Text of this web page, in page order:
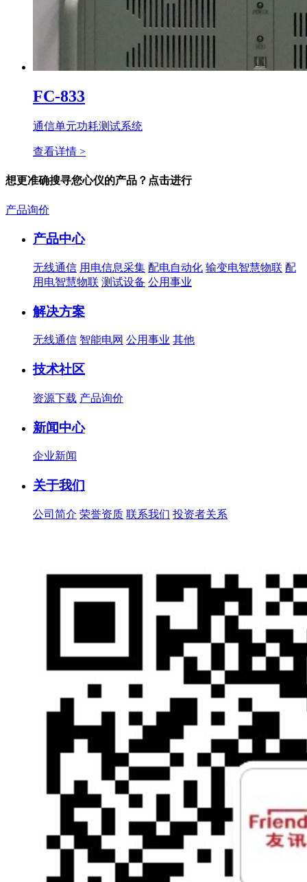
FC-833
通信单元功耗测试系统
查看详情 >
想更准确搜寻您心仪的产品？点击进行
产品询价
产品中心
无线通信 用电信息采集 配电自动化 输变电智慧物联 配
用电智慧物联 测试设备 公用事业
解决方案
无线通信 智能电网 公用事业 其他
技术社区
资源下载 产品询价
新闻中心
企业新闻
关于我们
公司简介 荣誉资质 联系我们 投资者关系